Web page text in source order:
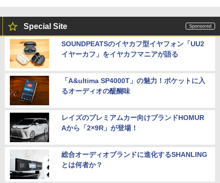
Special Site
SOUNDPEATSのイヤカフ型イヤフォン「UU2
イヤーカフ」をイヤカフマニアが語る
「A&ultima SP4000T」の魅力！ポケットに入
るオーディオの醍醐味
レイズのプレミアムカー向けブランドHOMUR
Aから「2×9R」が登場！
総合オーディオブランドに進化するSHANLING
とは何者か？